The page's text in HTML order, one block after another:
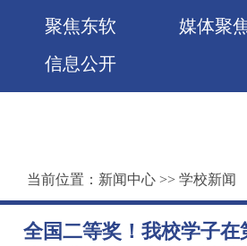
聚焦东软
媒体聚
信息公开
当前位置： 新闻中心 >> 学校新闻
全国二等奖！我校学子在